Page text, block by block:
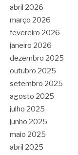
abril 2026
março 2026
fevereiro 2026
janeiro 2026
dezembro 2025
outubro 2025
setembro 2025
agosto 2025
julho 2025
junho 2025
maio 2025
abril 2025